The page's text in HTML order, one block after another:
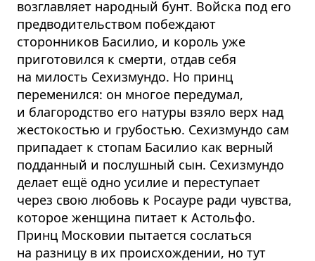
возглавляет народный бунт. Войска под его
предводительством побеждают
сторонников Басилио, и король уже
приготовился к смерти, отдав себя
на милость Сехизмундо. Но принц
переменился: он многое передумал,
и благородство его натуры взяло верх над
жестокостью и грубостью. Сехизмундо сам
припадает к стопам Басилио как верный
подданный и послушный сын. Сехизмундо
делает ещё одно усилие и переступает
через свою любовь к Росауре ради чувства,
которое женщина питает к Астольфо.
Принц Московии пытается сослаться
на разницу в их происхождении, но тут